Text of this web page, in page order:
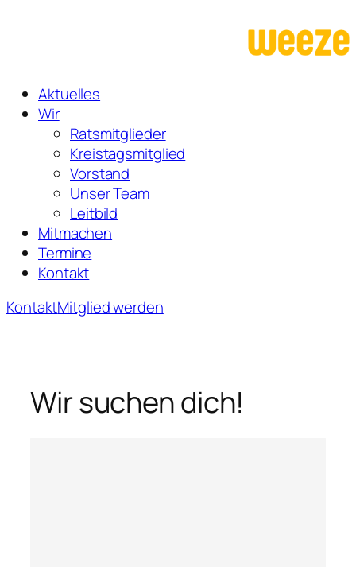
Aktuelles
Wir
Ratsmitglieder
Kreistagsmitglied
Vorstand
Unser Team
Leitbild
Mitmachen
Termine
Kontakt
KontaktMitglied werden
Wir suchen dich!